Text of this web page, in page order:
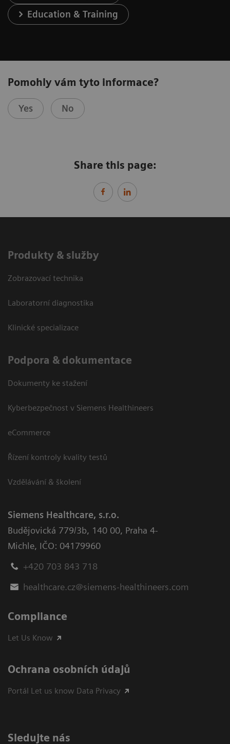
Education & Training
Pomohly vám tyto informace?
Yes No
Share this page:
Produkty & služby
Zobrazovací technika
Laboratorní diagnostika
Klinické specializace
Podpora & dokumentace
Dokumenty ke stažení
Kyberbezpečnost v Siemens Healthineers
eCommerce
Řízení kontroly kvality testů
Vzdělávání & školení
Siemens Healthcare, s.r.o.
Budějovická 779/3b, 140 00, Praha 4-
Michle, IČO: 04179960
+420 703 843 718
healthcare.cz@siemens-healthineers.com
Compliance
Let Us Know
Ochrana osobních údajů
Portál Let us know Data Privacy
Sledujte nás